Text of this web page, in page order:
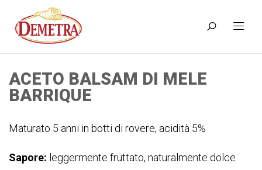
ACETO BALSAM DI MELE
BARRIQUE
Maturato 5 anni in botti di rovere, acidità 5%
Sapore: leggermente fruttato, naturalmente dolce